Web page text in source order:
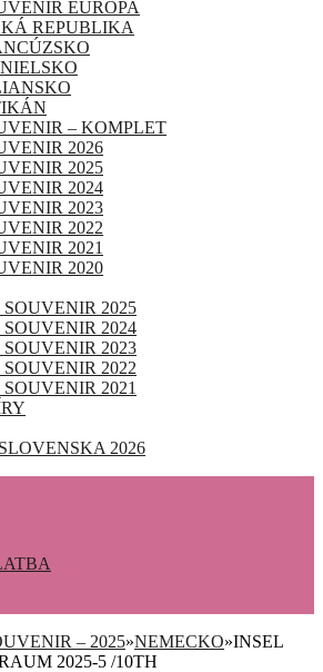
EURÓPA
REPUBLIKA
– KOMPLET
2026
2025
2024
2023
2022
2021
2020
2025
2024
2023
2022
2021
2026
– 2025»NEMECKO»INSEL
2025-5 /10TH